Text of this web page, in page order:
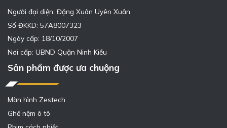
Người đại diện: Đặng Xuân Uyên Xuân
Số ĐKKD: 57A8007323
Ngày cấp: 18/10/2007
Nơi cấp: UBND Quận Ninh Kiều
Sản phẩm được ưa chuộng
Màn hình Zestech
Ghế nệm ô tô